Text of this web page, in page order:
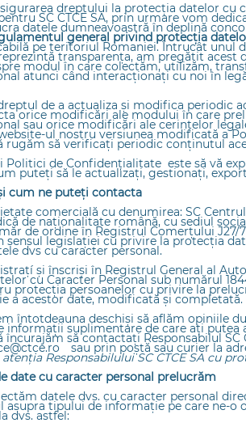
dreptului la protecția datelor cu
SC CTCE SA, prin urmare vom
datele dumneavoastră în deplină
general privind protecția
pe teritoriul Romaniei. Întrucât unul
transparența, am pregătit acest
modul în care colectăm, utilizăm,
atunci când interacționați cu noi în
de a actualiza și modifica periodic
orice modificări ale modului în care
sau orice modificări ale cerințelor
ul nostru versiunea modificată a
rugăm să verificați periodic conținutul
Politici de Confidențialitate este să vă
puteți să le actualizați, gestionați,
cum ne puteți contacta
comercială cu denumirea: SC
de naționalitate română, cu sediul
de ordine în Registrul Comerțului J27/
sensul legislației cu privire la protecția
dvs cu caracter personal.
şi înscrişi în Registrul General al
cu Caracter Personal sub numărul
protecţia persoanelor cu privire la
a acestor date, modificată şi completată.
întotdeauna deschiși să aflăm opiniile
informații suplimentare de care ați putea
încurajăm să contactați Responsabilul SC
sau prin poștă sau curier la
atenția Responsabilului SC CTCE SA cu
date cu caracter personal prelucrăm
datele dvs. cu caracter personal
asupra tipului de informație pe care ne-o
dvs. astfel: